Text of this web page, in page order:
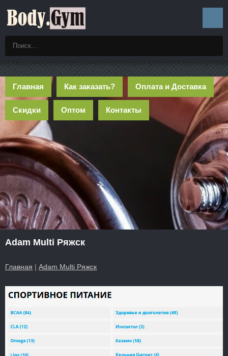
Главная Как заказать? Оплата и Доставка
Скидки Оптом Контакты
Adam Multi Ряжск
Главная | Adam Multi Ряжск